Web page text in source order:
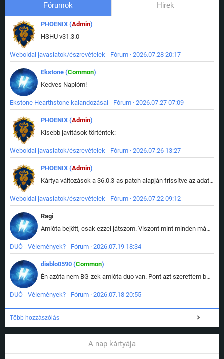
Fórumok Hirek
PHOENIX (Admin)
HSHU v31.3.0
Weboldal javaslatok/észrevételek - Fórum · 2026.07.28 20:17
Ekstone (Common)
Kedves Naplóm!
Ekstone Hearthstone kalandozásai - Fórum · 2026.07.27 07:09
PHOENIX (Admin)
Kisebb javítások történtek:
Weboldal javaslatok/észrevételek - Fórum · 2026.07.26 13:27
PHOENIX (Admin)
Kártya változások a 36.0.3-as patch alapján frissítve az adatbázisban (képek is cserélve).
Weboldal javaslatok/észrevételek - Fórum · 2026.07.22 09:12
Ragi
Amióta bejött, csak ezzel játszom. Viszont mint minden más - akár az alapjáték is, ez is baromira összetett lett. Néha már pár kör után is esélytelen az egész. Vagy irreállisan túltápol valaki, vagy lelép a partner, vagy csak hülye mint a segg. És amikor eljönne az én időm, na akkor jön el mindenki másé is. Engem jobban érdekelne, hogy ki milyen ratingen szokott játszani. Na ez lenne egy érdekes adat.
DUÓ - Vélemények? - Fórum · 2026.07.19 18:34
diablo0590 (Common)
Én azóta nem BG-zek amióta duo van. Pont azt szerettem benne, hogy rajtam múlik mi történik, nem pedig a társamon. Kérem vissza a régi BG-t :D
DUÓ - Vélemények? - Fórum · 2026.07.18 20:55
Több hozzászólás
A nap kártyája